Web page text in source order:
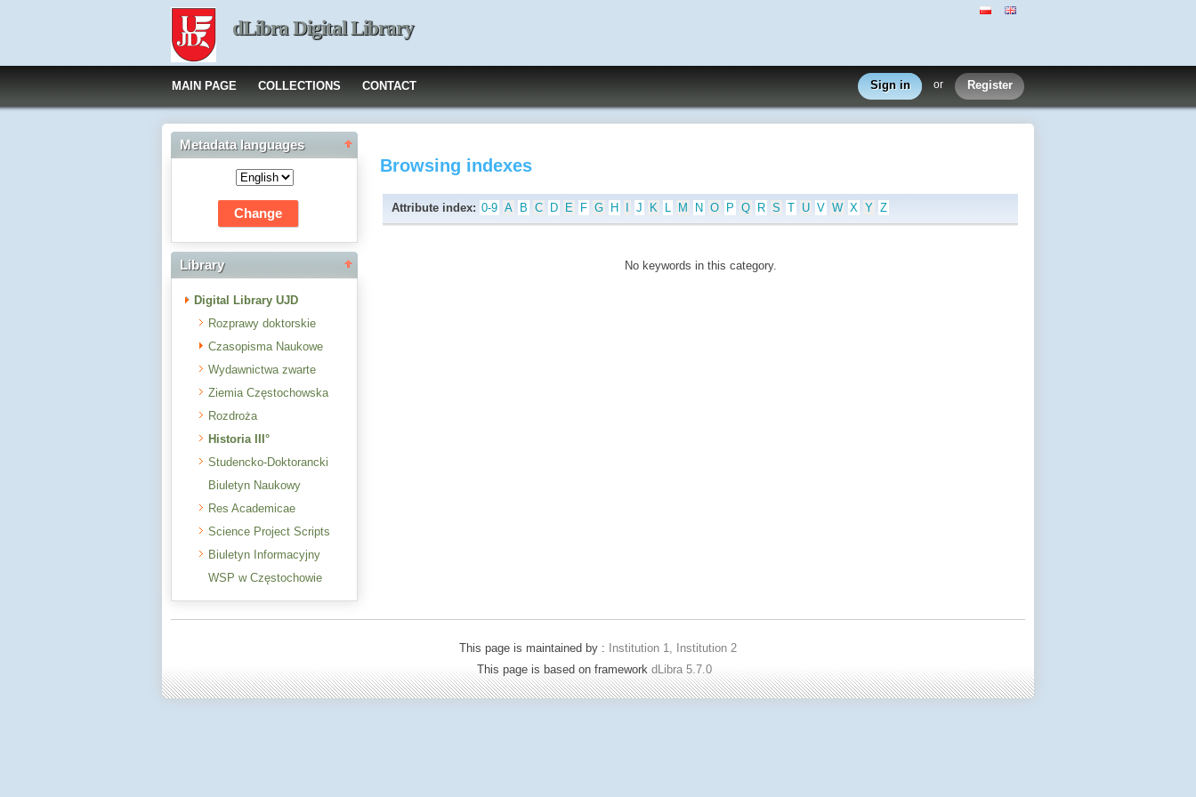
dLibra Digital Library
MAIN PAGE COLLECTIONS CONTACT Sign in or Register
Metadata languages
Library
Digital Library UJD
Rozprawy doktorskie
Czasopisma Naukowe
Wydawnictwa zwarte
Ziemia Częstochowska
Rozdroża
Historia III°
Studencko-Doktorancki
Biuletyn Naukowy
Res Academicae
Science Project Scripts
Biuletyn Informacyjny
WSP w Częstochowie
Browsing indexes
Attribute index: 0-9 A B C D E F G H J K L M N O P Q R S T U V W X Y Z
No keywords in this category.
This page is maintained by :
Institution 1, Institution 2
This page is based on framework dLibra 5.7.0